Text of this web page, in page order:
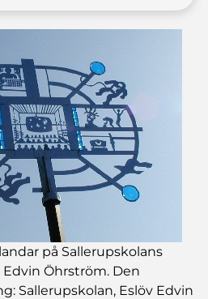
på Sallerupskolans
Öhrström. Den
Sallerupskolan, Eslöv Edvin